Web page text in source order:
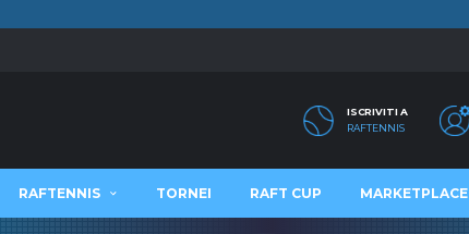
ISCRIVITI A
RAFTENNIS
RAFTENNIS TORNEI RAFT CUP MARKETPLACE